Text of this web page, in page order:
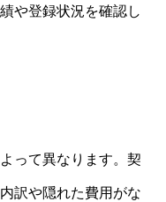
や登録状況を確認し
って異なります。契
訳や隠れた費用がな